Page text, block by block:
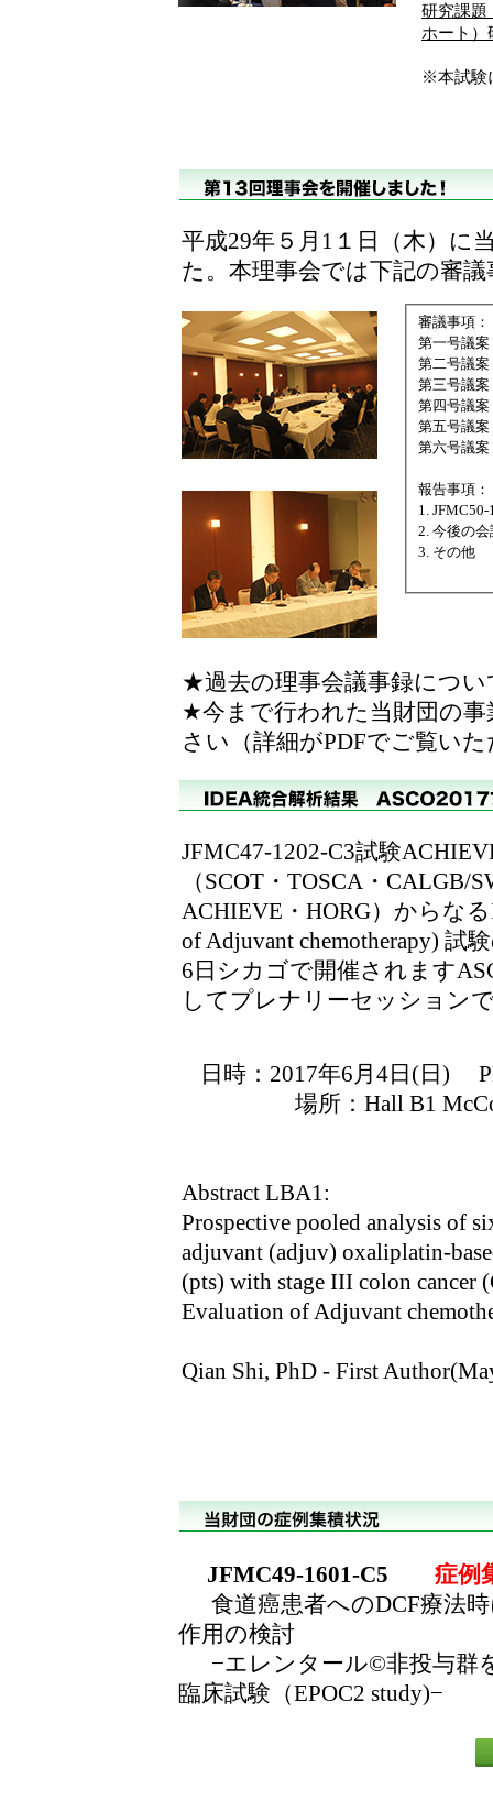
研究課題
ホート）
※本試験
平成29年５月1１日（木）に
た。本理事会では下記の
審議事項：
第一号議
第二号議
第三号議
第四号議
第五号議
第六号議
報告事項：
1.
2. 今後の
3. その他
★過去の理事会議事録につい
★今まで行われた当財団の
さい（詳細がPDFでご覧い
JFMC47-1202-C3試験
（SCOT・TOSCA・CALGB/
ACHIEVE・HORG）からな
of Adjuvant chemotherapy) 試
6日シカゴで開催されます
してプレナリーセッション
日時：2017年6月4日(日)
場所：Hall B1
Abstract LBA1:
Prospective pooled analysis of
adjuvant (adjuv) oxaliplatin-
(pts) with stage III colon
Evaluation of Adjuvant
Qian Shi, PhD - First
JFMC49-1601-C5 症例集
食道癌患者へのDCF療法時
作用の検討
−エレンタール©非投与群
臨床試験（EPOC2 study)−